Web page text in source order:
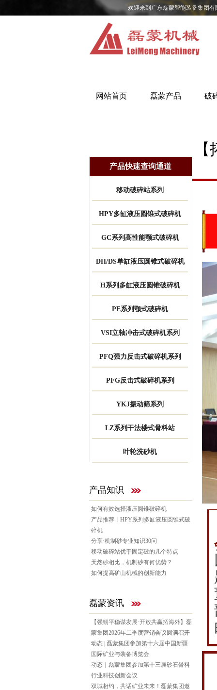
欢迎来到广东磊蒙智能装备集团
网站首页 磊蒙产品 破
产品快速查询通道
移动破碎站系列
HPY多缸液压圆锥式破碎机
GC系列高性能颚式破碎机
DH/DS单缸液压圆锥式破碎机
H系列多缸液压圆锥破碎机
PE系列颚式破碎机
VSI立轴冲击式破碎机系列
PFQ强力反击式破碎机系列
PFG反击式破碎机系列
YKJ振动筛系列
LZ系列干法楼式骨料站
叶轮洗砂机
产品知识
如何有效选择液压圆锥破碎机
产品推荐丨HPY系列多缸液压圆锥式破
碎机
分享·机制砂专业知识30问
移动破碎站优于固定破的几个特点
天然砂相比，机制砂有何优势？
如何提高矿山机械的创新能力
磊蒙资讯
【强韧平稳谋发展·开放共赢拓海外】磊
蒙集团2026年二季度营销会议圆满召开
动态 | 磊蒙集团参加第十六届中国新疆
国际矿业与装备博览会
动态｜磊蒙集团参加第十三届砂石骨料
行业科技创新会议
双城相约，共话矿业未来！磊蒙集团邀